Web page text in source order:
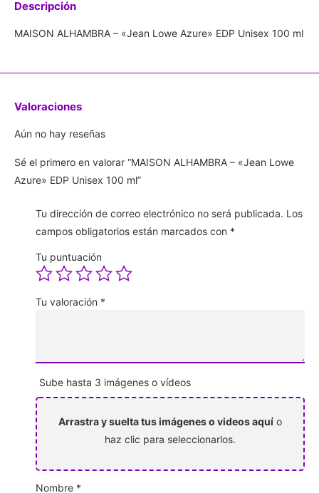
Descripción
MAISON ALHAMBRA – «Jean Lowe Azure» EDP Unisex 100 ml
Valoraciones
Aún no hay reseñas
Sé el primero en valorar “MAISON ALHAMBRA – «Jean Lowe
Azure» EDP Unisex 100 ml”
Tu dirección de correo electrónico no será publicada. Los
campos obligatorios están marcados con *
Tu puntuación
Tu valoración *
Sube hasta 3 imágenes o vídeos
Arrastra y suelta tus imágenes o videos aquí o
haz clic para seleccionarlos.
Nombre *